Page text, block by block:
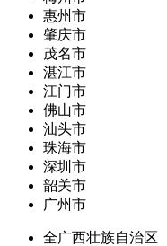
惠州市
肇庆市
茂名市
湛江市
江门市
佛山市
汕头市
珠海市
深圳市
韶关市
广州市
全广西壮族自治区